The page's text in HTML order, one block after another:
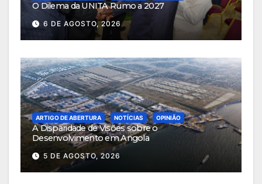
O Dilema da UNITA Rumo a 2027
6 DE AGOSTO, 2026
ARTIGO DE ABERTURA NOTÍCIAS OPINIÃO
A Disparidade de Visões sobre o
Desenvolvimento em Angola
5 DE AGOSTO, 2026